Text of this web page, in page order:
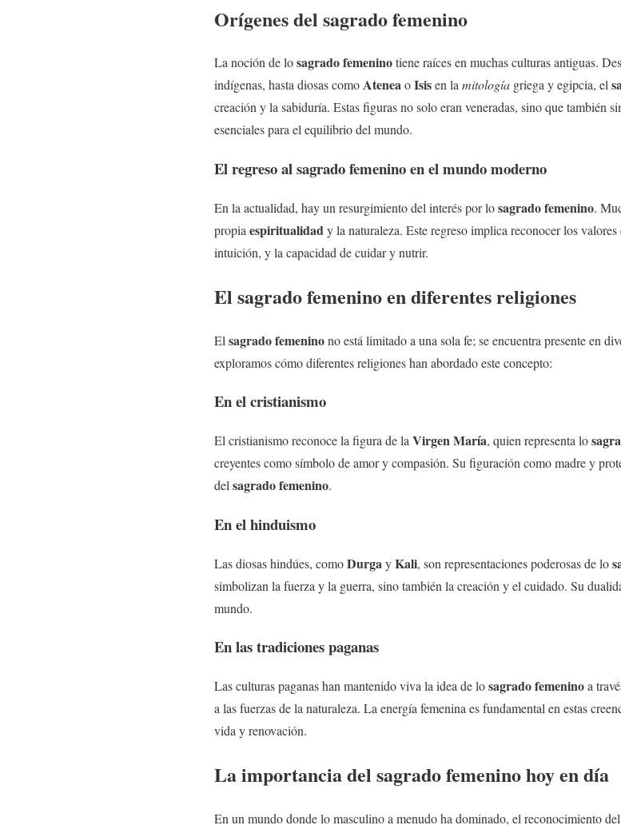
Orígenes del sagrado femenino
La noción de losagrado femeninotiene raíces en muchas culturas antiguas.
indígenas, hasta diosas comoAteneaoIsisen lamitología griega y egipcia, el
creación y la sabiduría. Estas figuras no solo eran veneradas, sino que también
esenciales para el equilibrio del mundo.
El regreso alsagrado femeninoen el mundo moderno
En la actualidad, hay un resurgimiento del interés por losagrado femenino.
propia espiritualidady la naturaleza. Este regreso implica reconocer los
intuición, y la capacidad de cuidar y nutrir.
El sagrado femeninoen diferentes religiones
El sagrado femeninono está limitado a una sola fe; se encuentra presente en
exploramos cómo diferentes religiones han abordado este concepto:
En el cristianismo
El cristianismo reconoce la figura de la Virgen María, quien representa lo
creyentes como símbolo de amor y compasión. Su figuración como madre y
del sagrado femenino.
En el hinduismo
Las diosas hindúes, comoDurga yKali, son representaciones poderosas de lo
simbolizan la fuerza y la guerra, sino también la creación y el cuidado. Su
mundo.
En las tradiciones paganas
Las culturas paganas han mantenido viva la idea de losagrado femeninoa
a las fuerzas de la naturaleza. La energía femenina es fundamental en estas
vida y renovación.
La importancia del sagrado femeninohoy en día
En un mundo donde lo masculino a menudo ha dominado, el reconocimiento del